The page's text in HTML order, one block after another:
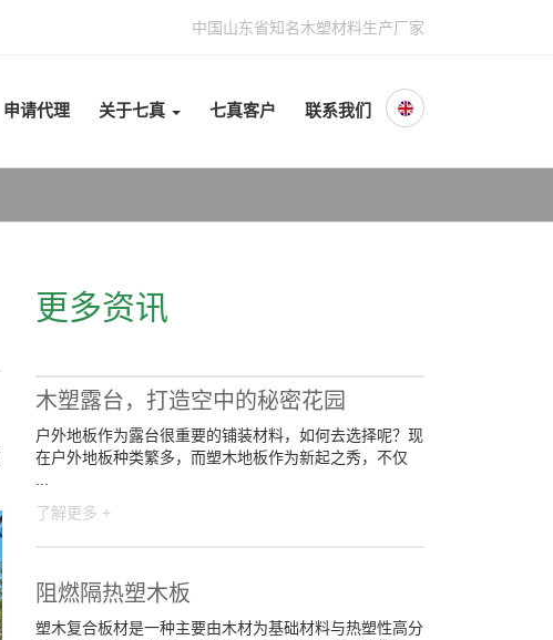
中国山东省知名木塑材料生产厂家
申请代理 关于七真 七真客户 联系我们
更多资讯
木塑露台，打造空中的秘密花园
户外地板作为露台很重要的铺装材料，如何去选择呢？现
在户外地板种类繁多，而塑木地板作为新起之秀，不仅
了解更多 +
阻燃隔热塑木板
塑木复合板材是一种主要由木材为基础材料与热塑性高分